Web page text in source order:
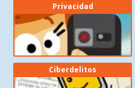
Privacidad
Ciberdelitos